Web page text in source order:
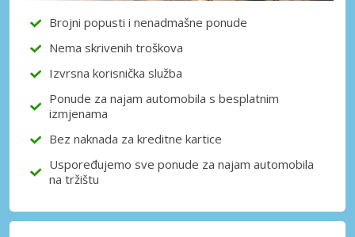
Prijava putem eLinka
Brojni popusti i nenadmašne ponude
Nema skrivenih troškova
Izvrsna korisnička služba
Ponude za najam automobila s besplatnim
izmjenama
Bez naknada za kreditne kartice
Uspoređujemo sve ponude za najam automobila
na tržištu